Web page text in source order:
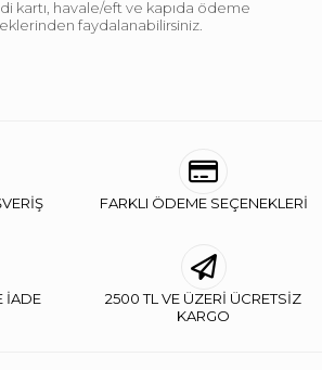
kartı, havale/eft ve kapıda ödeme
faydalanabilirsiniz.
FARKLI ÖDEME SEÇENEKLERİ
İADE
2500 TL VE ÜZERİ ÜCRETSİZ
KARGO